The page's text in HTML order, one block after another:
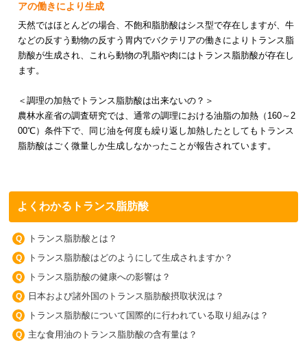
アの働きにより生成
天然ではほとんどの場合、不飽和脂肪酸はシス型で存在しますが、牛
などの反すう動物の反すう胃内でバクテリアの働きによりトランス脂
肪酸が生成され、これら動物の乳脂や肉にはトランス脂肪酸が存在し
ます。
＜調理の加熱でトランス脂肪酸は出来ないの？＞
農林水産省の調査研究では、通常の調理における油脂の加熱（160～2
00℃）条件下で、同じ油を何度も繰り返し加熱したとしてもトランス
脂肪酸はごく微量しか生成しなかったことが報告されています。
よくわかるトランス脂肪酸
トランス脂肪酸とは？
トランス脂肪酸はどのようにして生成されますか？
トランス脂肪酸の健康への影響は？
日本および諸外国のトランス脂肪酸摂取状況は？
トランス脂肪酸について国際的に行われている取り組みは？
主な食用油のトランス脂肪酸の含有量は？